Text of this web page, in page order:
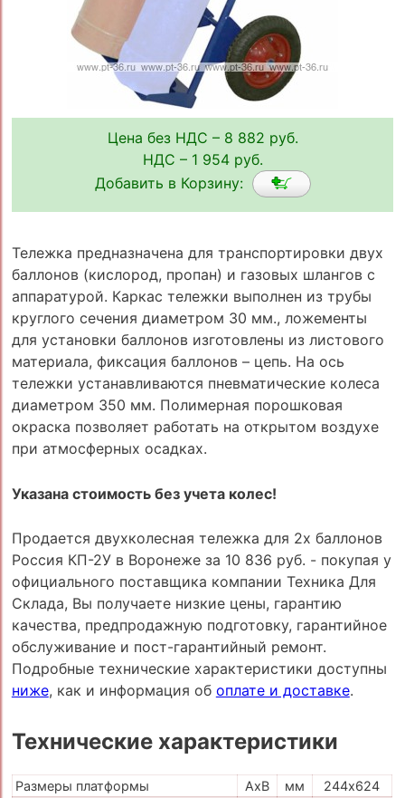
Цена без НДС – 8 882 руб.
НДС – 1 954 руб.
Добавить в Корзину:
Тележка предназначена для транспортировки двух
баллонов (кислород, пропан) и газовых шлангов с
аппаратурой. Каркас тележки выполнен из трубы
круглого сечения диаметром 30 мм., ложементы
для установки баллонов изготовлены из листового
материала, фиксация баллонов – цепь. На ось
тележки устанавливаются пневматические колеса
диаметром 350 мм. Полимерная порошковая
окраска позволяет работать на открытом воздухе
при атмосферных осадках.
Указана стоимость без учета колес!
Продается двухколесная тележка для 2х баллонов
Россия КП-2У в Воронеже за 10 836 руб. - покупая у
официального поставщика компании Техника Для
Склада, Вы получаете низкие цены, гарантию
качества, предпродажную подготовку, гарантийное
обслуживание и пост-гарантийный ремонт.
Подробные технические характеристики доступны
ниже, как и информация об оплате и доставке.
Технические характеристики
Размеры платформы AxB мм
244х624